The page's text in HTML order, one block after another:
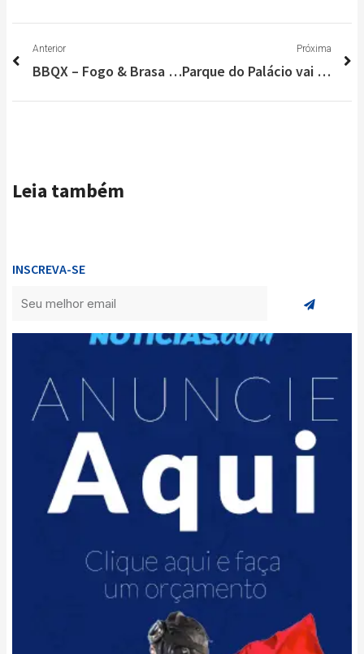
Anterior
BBQX – Fogo & Brasa 2024: evento open bar e open food recebe show da banda Malta
Próxima
Parque do Palácio vai promover seu arraiá neste final de semana
Leia também
INSCREVA-SE